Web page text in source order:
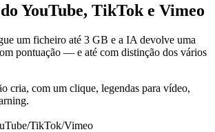
YouTube, TikTok e Vimeo
um ficheiro até 3 GB e a IA devolve uma
pontuação — e até com distinção dos vários
cria, com um clique, legendas para vídeo,
TikTok/Vimeo